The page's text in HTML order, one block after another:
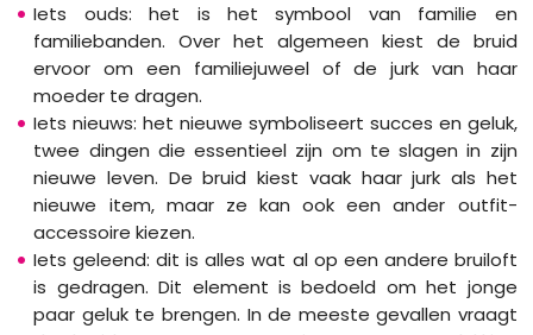
Iets ouds: het is het symbool van familie en
familiebanden. Over het algemeen kiest de bruid
ervoor om een familiejuweel of de jurk van haar
moeder te dragen.
Iets nieuws: het nieuwe symboliseert succes en geluk,
twee dingen die essentieel zijn om te slagen in zijn
nieuwe leven. De bruid kiest vaak haar jurk als het
nieuwe item, maar ze kan ook een ander outfit-
accessoire kiezen.
Iets geleend: dit is alles wat al op een andere bruiloft
is gedragen. Dit element is bedoeld om het jonge
paar geluk te brengen. In de meeste gevallen vraagt